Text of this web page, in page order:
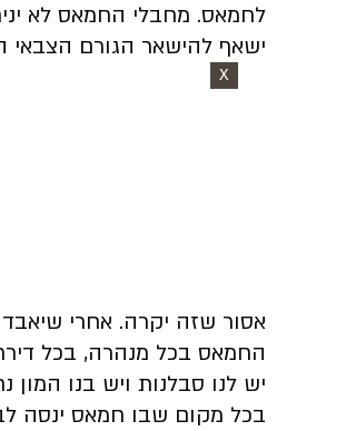
לחמאס. מחבלי החמאס לא
ישאף להישאר הגורם הצבאי
X
אסור שזה יקרה. אחרי
החמאס בכל מנהרה, בכל
יש לנו סבלנות ויש בנו
בכל מקום שבו חמאס ינסה